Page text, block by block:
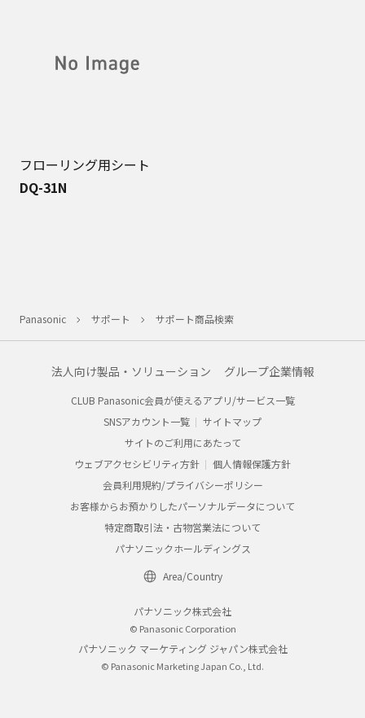
フローリング用シート
DQ-31N
Panasonic サポート サポート商品検索
法人向け製品・ソリューション グループ企業情報
CLUB Panasonic会員が使えるアプリ/サービス一覧
SNSアカウント一覧
サイトマップ
サイトのご利用にあたって
ウェブアクセシビリティ方針
個人情報保護方針
会員利用規約/プライバシーポリシー
お客様からお預かりしたパーソナルデータについて
特定商取引法・古物営業法について
パナソニックホールディングス
Area/Country
パナソニック株式会社
© Panasonic Corporation
パナソニック マーケティング ジャパン株式会社
© Panasonic Marketing Japan Co., Ltd.